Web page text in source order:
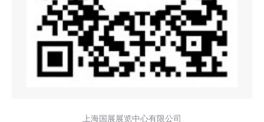
上海国展展览中心有限公司